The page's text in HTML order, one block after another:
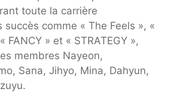
toute la carrière
comme « The Feels », «
FANCY » et « STRATEGY »,
membres Nayeon,
Sana, Jihyo, Mina, Dahyun,